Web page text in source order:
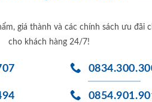
giá thành và các chính sách ưu đãi
cho khách hàng 24/7!